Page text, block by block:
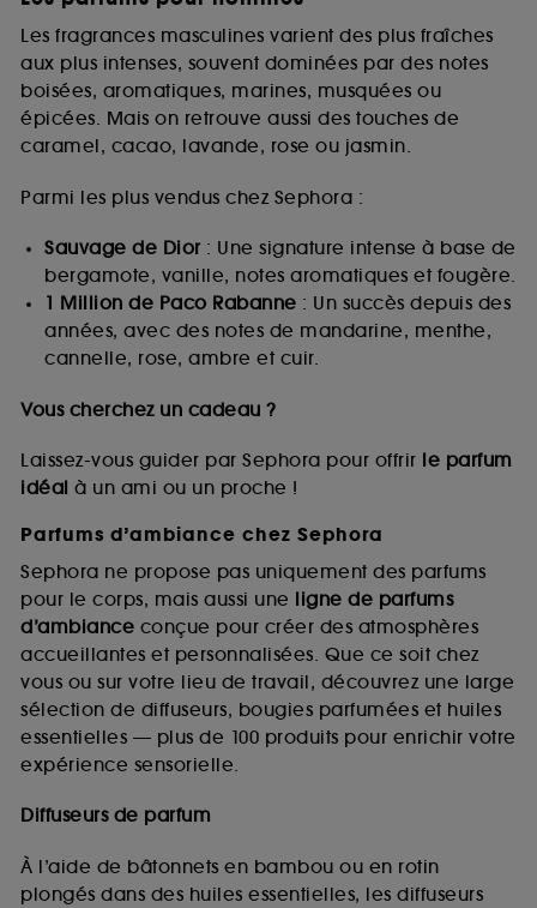
Les fragrances masculines varient des plus fraîches
aux plus intenses, souvent dominées par des notes
boisées, aromatiques, marines, musquées ou
épicées. Mais on retrouve aussi des touches de
caramel, cacao, lavande, rose ou jasmin.
Parmi les plus vendus chez Sephora :
Sauvage de Dior: Une signature intense à base de
bergamote, vanille, notes aromatiques et fougère.
1 Million de Paco Rabanne : Un succès depuis des
années, avec des notes de mandarine, menthe,
cannelle, rose, ambre et cuir.
Vous cherchez un cadeau ?
Laissez-vous guider par Sephora pour offrir le parfum
idéal à un ami ou un proche !
Parfums d’ambiance chez Sephora
Sephora ne propose pas uniquement des parfums
pour le corps, mais aussi une ligne de parfums
d’ambiance conçue pour créer des atmosphères
accueillantes et personnalisées. Que ce soit chez
vous ou sur votre lieu de travail, découvrez une large
sélection de diffuseurs, bougies parfumées et huiles
essentielles — plus de 100 produits pour enrichir votre
expérience sensorielle.
Diffuseurs de parfum
À l’aide de bâtonnets en bambou ou en rotin
plongés dans des huiles essentielles, les diffuseurs